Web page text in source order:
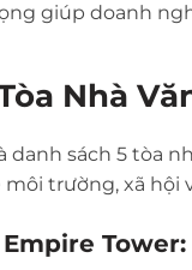
giúp doanh
Nhà
danh sách 5 tòa
trường, xã hội
Empire